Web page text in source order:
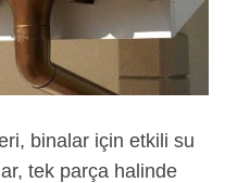
binalar için etkili su
tek parça halinde